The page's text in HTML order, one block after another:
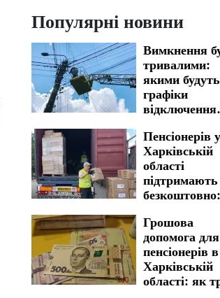
Популярні новини
Вимкнення
тривалими:
якими будуть
графіки
відключення
Запоріжжі на 7
серпня
Пенсіонерів у
Харківській
області
підтримають
допомогу
отримати
Грошова
допомога для
пенсіонерів в
Харківській
області: як